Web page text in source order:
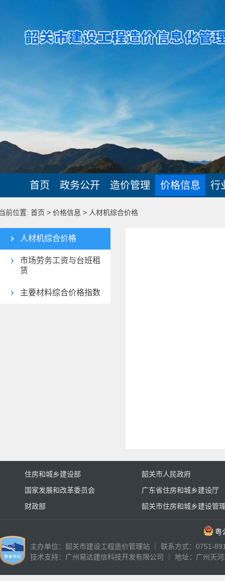
首页 政务公开 造价管理 价格信息 行
前位置: 首页 > 价格信息 > 人材机综合价格
人材机综合价格
市场劳务工资与台班租
赁
主要材料综合价格指数
住房和城乡建设部
国家发展和改革委员会
财政部
韶关市人民政府
广东省住房和城乡建设厅
韶关市住房和城乡建设管
粤
主办单位：韶关市建设工程造价管理站 ｜ 联系方式：0751-
技术支持： 广州易达建信科技开发有限公司 ｜ 地址：广州天